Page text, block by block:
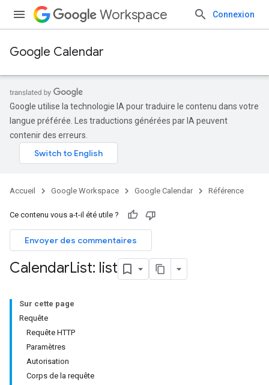
Workspace Connexion
Google Calendar
Google utilise la technologie IA pour traduire le contenu dans votre
langue préférée. Les traductions générées par IA peuvent
contenir des erreurs.
Accueil Google Workspace Google Calendar Référence
Ce contenu vous a-t-il été utile ?
Envoyer des commentaires
CalendarList: list
Sur cette page
Requête
Requête HTTP
Paramètres
Autorisation
Corps de la requête